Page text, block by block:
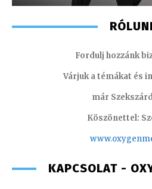
Fordulj hozzánk
Várjuk a témákat és
már
Köszönettel:
KAPCSOLAT -